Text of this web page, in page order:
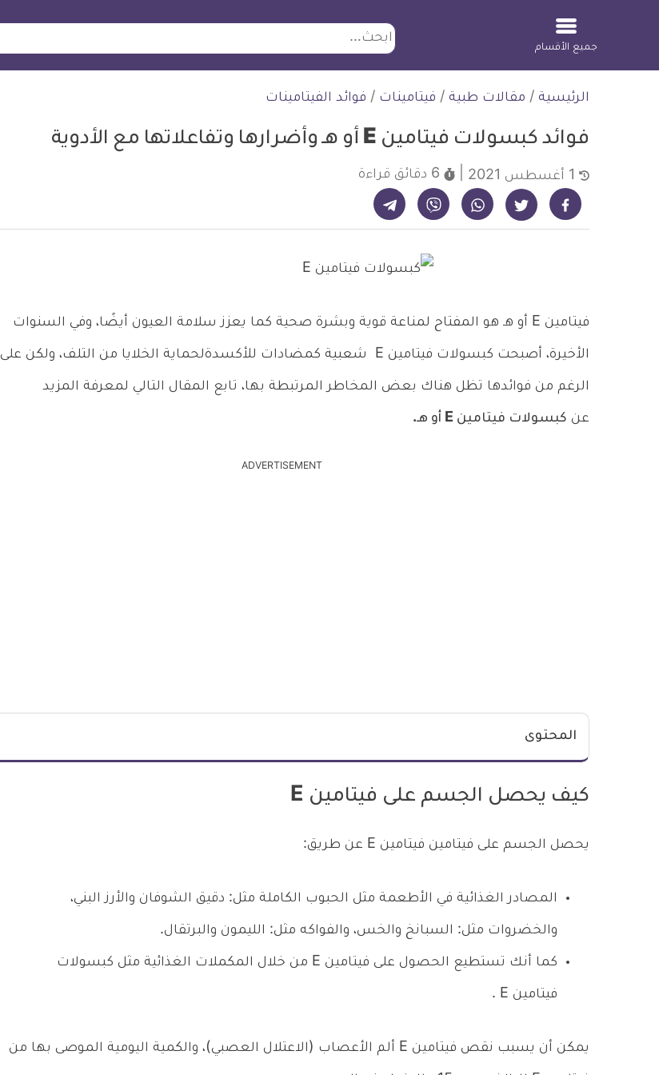
ابحث
جميع الأقسام
الرئيسية / مقالات طبية / فيتامينات / فوائد الفيتامينات
فوائد كبسولات فيتامين E أو هـ وأضرارها وتفاعلاتها مع الأدوية
6 دقائق قراءة
شارك على فيسبوك - ديلي ميديكال انفو شارك على تويتر - ديلي ميديكال انفو شارك على واتساب - ديلي ميديكال انفو شارك على فايبر - ديلي ميديكال انفو شارك على تيليجرام - ديلي ميديكال انفو
فيتامين E أو هـ هو المفتاح لمناعة قوية وبشرة صحية كما يعزز سلامة العيون أيضًا، وفي السنوات
الأخيرة، أصبحت كبسولات فيتامين E شعبية كمضادات للأكسدةلحماية الخلايا من التلف، ولكن على
الرغم من فوائدها تظل هناك بعض المخاطر المرتبطة بها، تابع المقال التالي لمعرفة المزيد
عن كبسولات فيتامين E أو هـ.
ADVERTISEMENT
المحتوى
كيف يحصل الجسم على فيتامين E
يحصل الجسم على فيتامين فيتامين E عن طريق:
المصادر الغذائية في الأطعمة مثل الحبوب الكاملة مثل: دقيق الشوفان والأرز البني،
والخضروات مثل: السبانخ والخس، والفواكه مثل: الليمون والبرتقال.
كما أنك تستطيع الحصول على فيتامين E من خلال المكملات الغذائية مثل كبسولات
فيتامين E .
يمكن أن يسبب نقص فيتامين E ألم الأعصاب (الاعتلال العصبي)، والكمية اليومية الموصى بها من